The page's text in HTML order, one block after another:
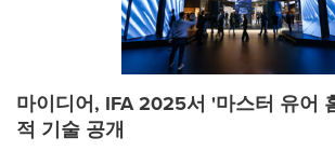
마이디어, IFA 2025서 '마스터 유어
적 기술 공개